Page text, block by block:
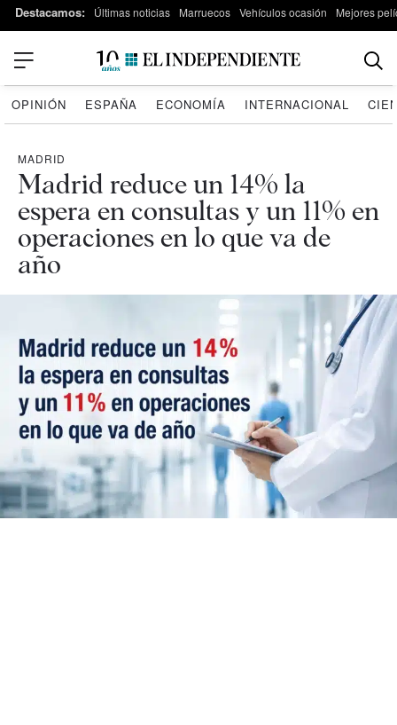
Destacamos: Últimas noticias Marruecos Vehículos ocasión Mejores
OPINIÓN ESPAÑA ECONOMÍA INTERNACIONAL
MADRID
Madrid reduce un 14% la
espera en consultas y un 11% en
operaciones en lo que va de
año